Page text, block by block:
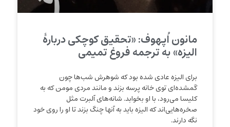
مانون اُپهوف: «تحقیق کوچکی دربارۀ
الیزه» به ترجمه فروغ تمیمی
برای الیزه عادی شده بود که شوهرش شب‌ها چون
گمشده‌ای توی خانه پرسه بزند و مانند مردی مومن که به
کلیسا می‌رود، با او بخوابد. شانه‌های آلبرت مثل
صخره‌هایی‌اند که الیزه باید به آنها چنگ بزند تا او را روی خود
نگه‌ دارند.